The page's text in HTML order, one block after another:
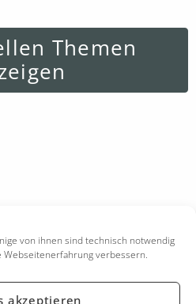
von ihnen sind technisch notwendig
verbessern.
akzeptieren
Themen